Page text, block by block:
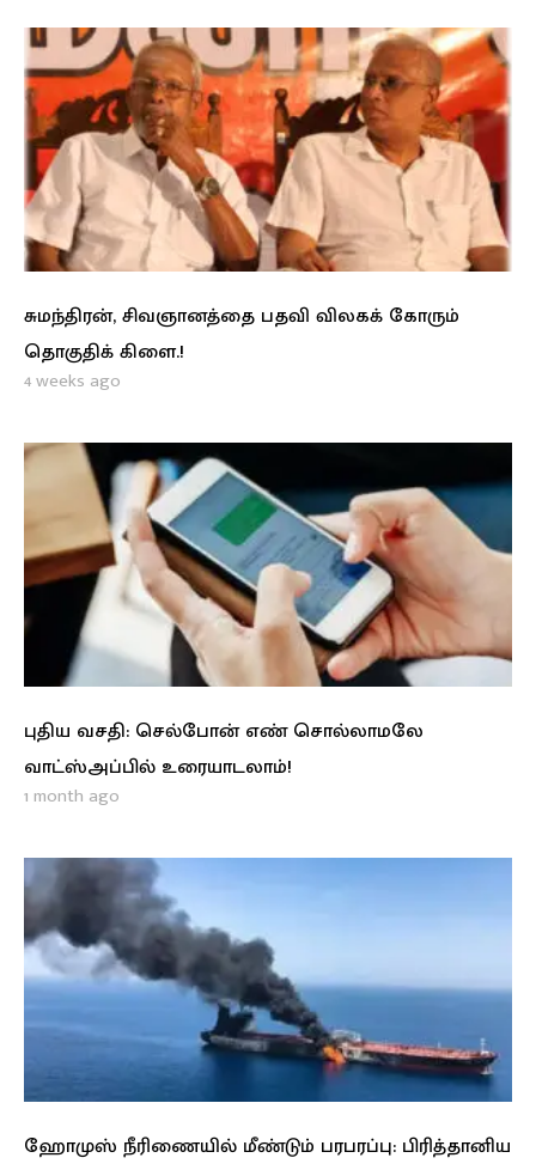
சுமந்திரன், சிவஞானத்தை பதவி விலகக் கோரும்
தொகுதிக் கிளை.!
4 weeks ago
புதிய வசதி: செல்போன் எண் சொல்லாமலே
வாட்ஸ்அப்பில் உரையாடலாம்!
1 month ago
ஹோமுஸ் நீரிணையில் மீண்டும் பரபரப்பு: பிரித்தானிய